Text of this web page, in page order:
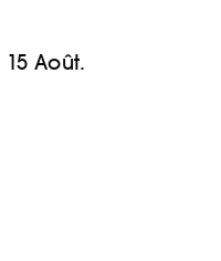
Août.